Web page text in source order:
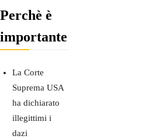
Perchè è
importante
La Corte
Suprema USA
ha dichiarato
illegittimi i
dazi